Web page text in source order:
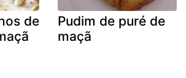
de
Pudim de puré de
maçã